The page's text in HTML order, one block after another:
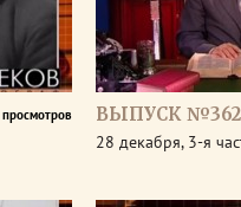
ВЫПУСК №362
28 декабря, 3-я